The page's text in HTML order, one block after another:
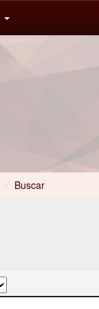
/ Buscar